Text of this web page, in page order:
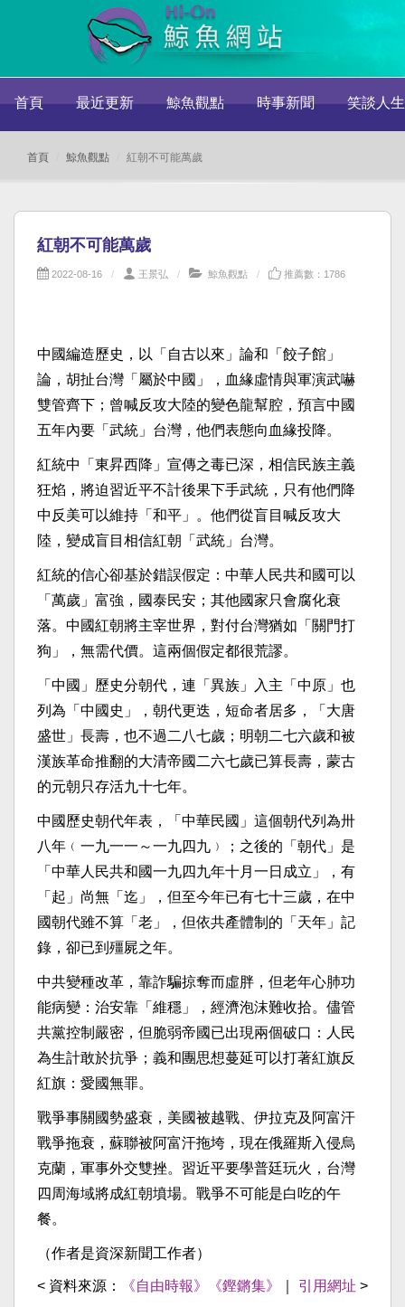
首頁 最近更新 鯨魚觀點 時事新聞 笑談人生
首頁 鯨魚觀點 紅朝不可能萬歲
紅朝不可能萬歲
2022-08-16 王景弘 鯨魚觀點 推薦數：1786
中國編造歷史，以「自古以來」論和「餃子館」
論，胡扯台灣「屬於中國」，血緣虛情與軍演武嚇
雙管齊下；曾喊反攻大陸的變色龍幫腔，預言中國
五年內要「武統」台灣，他們表態向血緣投降。
紅統中「東昇西降」宣傳之毒已深，相信民族主義
狂焰，將迫習近平不計後果下手武統，只有他們降
中反美可以維持「和平」。他們從盲目喊反攻大
陸，變成盲目相信紅朝「武統」台灣。
紅統的信心卻基於錯誤假定：中華人民共和國可以
「萬歲」富強，國泰民安；其他國家只會腐化衰
落。中國紅朝將主宰世界，對付台灣猶如「關門打
狗」，無需代價。這兩個假定都很荒謬。
「中國」歷史分朝代，連「異族」入主「中原」也
列為「中國史」，朝代更迭，短命者居多，「大唐
盛世」長壽，也不過二八七歲；明朝二七六歲和被
漢族革命推翻的大清帝國二六七歲已算長壽，蒙古
的元朝只存活九十七年。
中國歷史朝代年表，「中華民國」這個朝代列為卅
八年﹙一九一一～一九四九﹚；之後的「朝代」是
「中華人民共和國一九四九年十月一日成立」，有
「起」尚無「迄」，但至今年已有七十三歲，在中
國朝代雖不算「老」，但依共產體制的「天年」記
錄，卻已到殭屍之年。
中共變種改革，靠詐騙掠奪而虛胖，但老年心肺功
能病變：治安靠「維穩」，經濟泡沫難收拾。儘管
共黨控制嚴密，但脆弱帝國已出現兩個破口：人民
為生計敢於抗爭；義和團思想蔓延可以打著紅旗反
紅旗：愛國無罪。
戰爭事關國勢盛衰，美國被越戰、伊拉克及阿富汗
戰爭拖衰，蘇聯被阿富汗拖垮，現在俄羅斯入侵烏
克蘭，軍事外交雙挫。習近平要學普廷玩火，台灣
四周海域將成紅朝墳場。戰爭不可能是白吃的午
餐。
（作者是資深新聞工作者）
< 資料來源： 《自由時報》《鏗鏘集》 引用網址 >